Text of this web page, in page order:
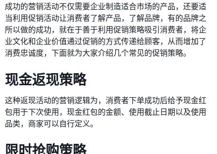
成功的营销活动不仅需要企业制造适合市场的产品，还要适
当利用促销活动让消费者了解产品，了解品牌，有的品牌之
所以做的成功，就在于善于利用促销策略吸引消费者，将企
业文化和企业价值通过促销的方式传递给顾客，从而增加了
消费忠诚度，下面就为大家介绍几个常见的促销策略。
现金返现策略
这种返现活动的营销逻辑为，消费者下单成功后给予现金红
包用于下次使用，现金红包的金额、使用截止日期以及使用
品类，商家可以自行定义。
限时抢购策略